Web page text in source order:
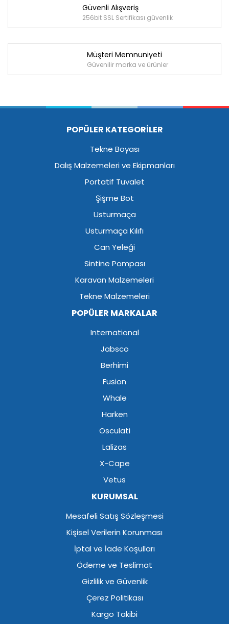
Güvenli Alışveriş
256bit SSL Sertifikası güvenlik
Müşteri Memnuniyeti
Güvenilir marka ve ürünler
POPÜLER KATEGORİLER
Tekne Boyası
Dalış Malzemeleri ve Ekipmanları
Portatif Tuvalet
Şişme Bot
Usturmaça
Usturmaça Kılıfı
Can Yeleği
Sintine Pompası
Karavan Malzemeleri
Tekne Malzemeleri
POPÜLER MARKALAR
International
Jabsco
Berhimi
Fusion
Whale
Harken
Osculati
Lalizas
X-Cape
Vetus
KURUMSAL
Mesafeli Satış Sözleşmesi
Kişisel Verilerin Korunması
İptal ve İade Koşulları
Ödeme ve Teslimat
Gizlilik ve Güvenlik
Çerez Politikası
Kargo Takibi